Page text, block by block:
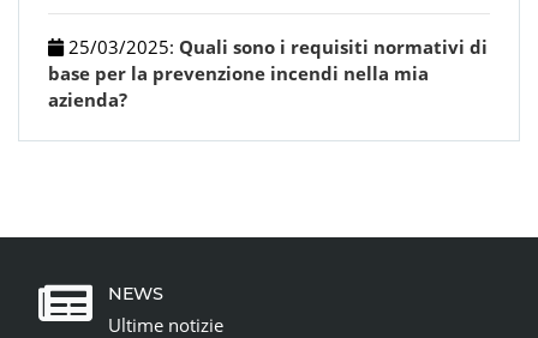
25/03/2025: Quali sono i requisiti normativi di
base per la prevenzione incendi nella mia
azienda?
NEWS
Ultime notizie